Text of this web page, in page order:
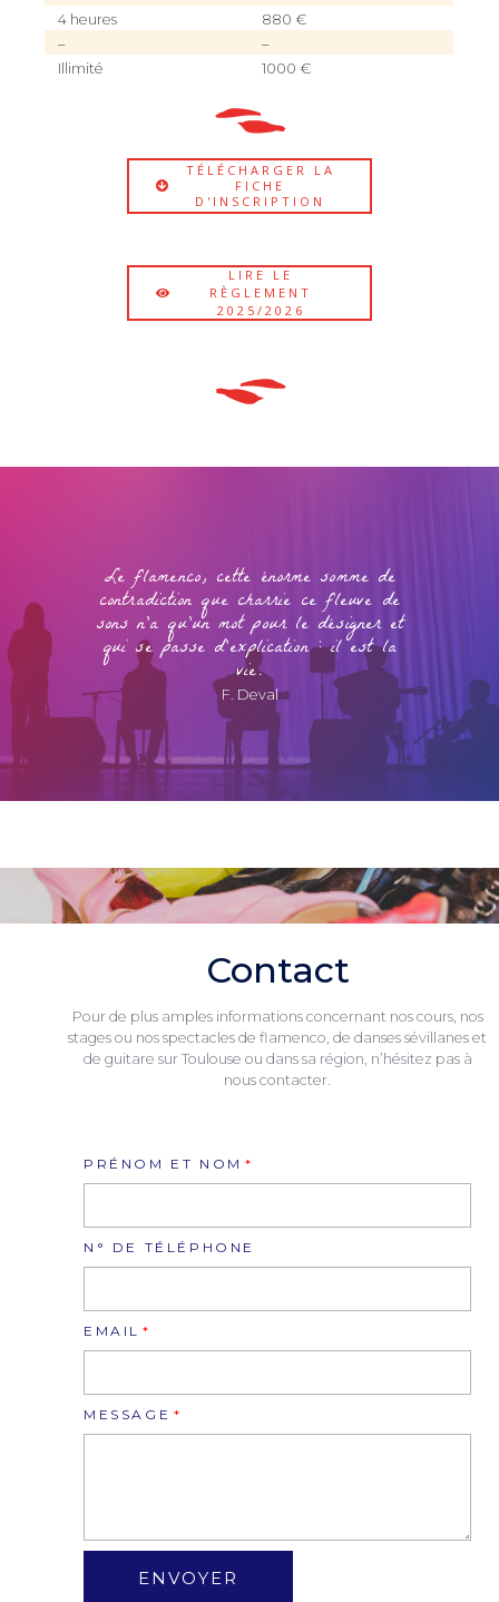
4 heures
880 €
–
–
Illimité
1000 €
TÉLÉCHARGER LA
FICHE
D'INSCRIPTION
LIRE LE
RÈGLEMENT
2025/2026
Le flamenco, cette énorme somme de
contradiction que charrie ce fleuve de
sons n’a qu’un mot pour le désigner et
qui se passe d’explication : il est la
vie.
F. Deval
Contact
Pour de plus amples informations concernant nos cours, nos
stages ou nos spectacles de flamenco, de danses sévillanes et
de guitare sur Toulouse ou dans sa région, n’hésitez pas à
nous contacter.
PRÉNOM ET NOM
N° DE TÉLÉPHONE
EMAIL
MESSAGE
ENVOYER